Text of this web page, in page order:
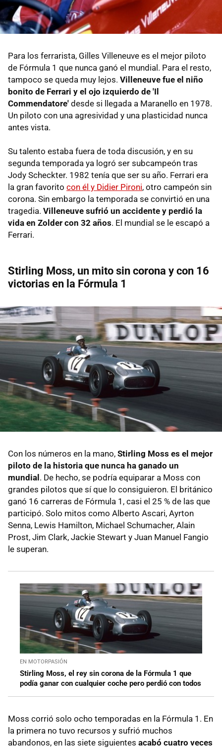
Para los ferrarista, Gilles Villeneuve es el mejor piloto
de Fórmula 1 que nunca ganó el mundial. Para el resto,
tampoco se queda muy lejos. Villeneuve fue el niño
bonito de Ferrari y el ojo izquierdo de 'Il
Commendatore' desde si llegada a Maranello en 1978.
Un piloto con una agresividad y una plasticidad nunca
antes vista.
Su talento estaba fuera de toda discusión, y en su
segunda temporada ya logró ser subcampeón tras
Jody Scheckter. 1982 tenía que ser su año. Ferrari era
la gran favorito con él y Didier Pironi, otro campeón sin
corona. Sin embargo la temporada se convirtió en una
tragedia. Villeneuve sufrió un accidente y perdió la
vida en Zolder con 32 años. El mundial se le escapó a
Ferrari.
Stirling Moss, un mito sin corona y con 16
victorias en la Fórmula 1
Con los números en la mano, Stirling Moss es el mejor
piloto de la historia que nunca ha ganado un
mundial . De hecho, se podría equiparar a Moss con
grandes pilotos que sí que lo consiguieron. El británico
ganó 16 carreras de Fórmula 1, casi el 25 % de las que
participó. Solo mitos como Alberto Ascari, Ayrton
Senna, Lewis Hamilton, Michael Schumacher, Alain
Prost, Jim Clark, Jackie Stewart y Juan Manuel Fangio
le superan.
EN MOTORPASIÓN
Stirling Moss, el rey sin corona de la Fórmula 1 que
podía ganar con cualquier coche pero perdió con todos
Moss corrió solo ocho temporadas en la Fórmula 1. En
la primera no tuvo recursos y sufrió muchos
abandonos, en las siete siguientes acabó cuatro veces